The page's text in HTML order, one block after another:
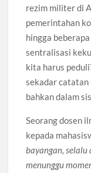
rezim militer di
pemerintahan
hingga
sentralisasi
kita harus
sekadar
bahkan dalam
Seorang dosen
kepada
bayangan, selalu
menunggu